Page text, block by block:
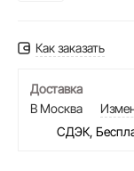
Как заказать
Доставка
В Москва
СДЭК,